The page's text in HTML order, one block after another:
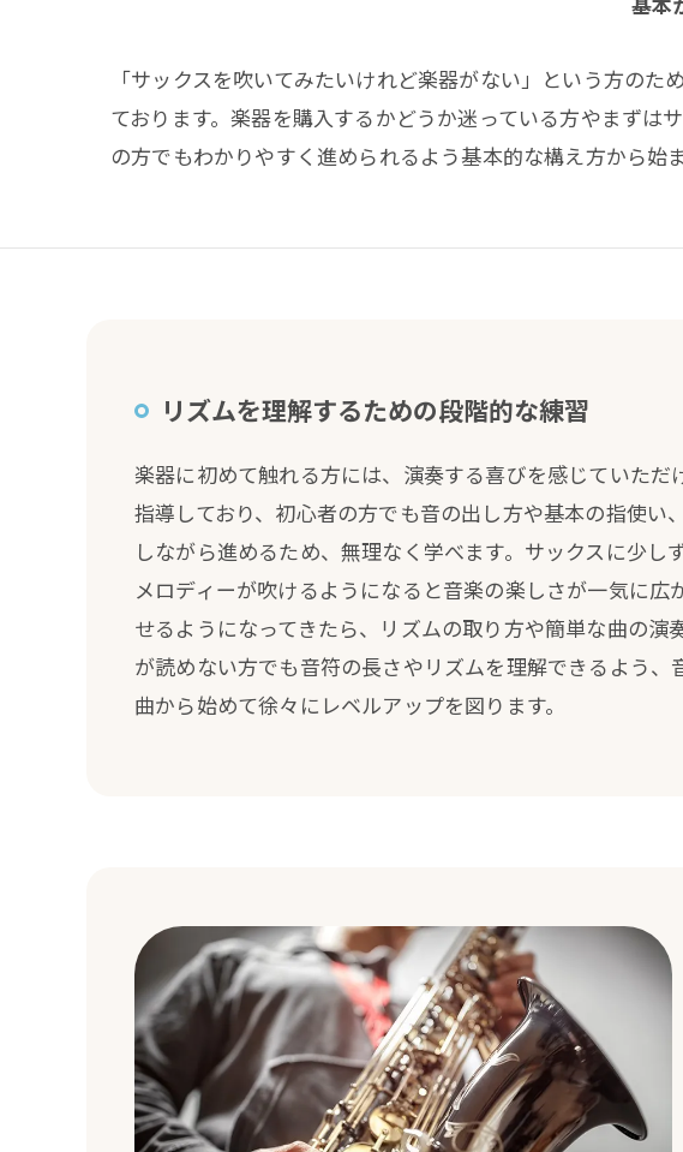
「サックスを吹いてみたいけれど楽器がない」という方の
ております。楽器を購入するかどうか迷っている方やまずは
の方でもわかりやすく進められるよう基本的な構え方から始
リズムを理解するための段階的な練習
楽器に初めて触れる方には、演奏する喜びを感じていただ
指導しており、初心者の方でも音の出し方や基本の指使い
しながら進めるため、無理なく学べます。サックスに少し
メロディーが吹けるようになると音楽の楽しさが一気に広
せるようになってきたら、リズムの取り方や簡単な曲の演
が読めない方でも音符の長さやリズムを理解できるよう、
曲から始めて徐々にレベルアップを図ります。